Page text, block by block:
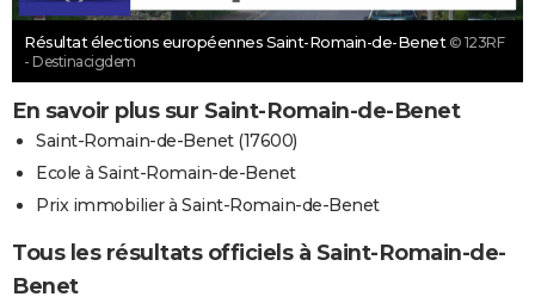
Résultat élections européennes Saint-Romain-de-Benet © 123RF
- Destinacigdem
En savoir plus sur Saint-Romain-de-Benet
Saint-Romain-de-Benet (17600)
Ecole à Saint-Romain-de-Benet
Prix immobilier à Saint-Romain-de-Benet
Tous les résultats officiels à Saint-Romain-de-
Benet